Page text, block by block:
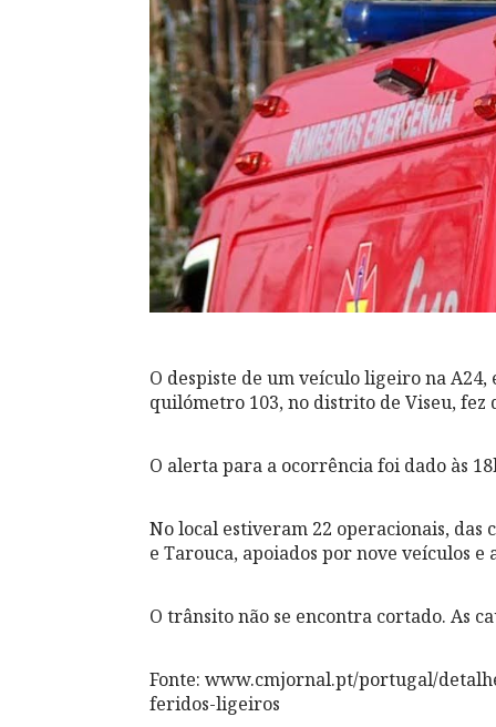
O despiste de um veículo ligeiro na
quilómetro 103, no distrito de Viseu, fez
O alerta para a ocorrência foi dado às
No local estiveram 22 operacionais, das
e Tarouca, apoiados por nove veículos e
O trânsito não se encontra cortado. As
Fonte: www.cmjornal.pt/portugal/
feridos-ligeiros